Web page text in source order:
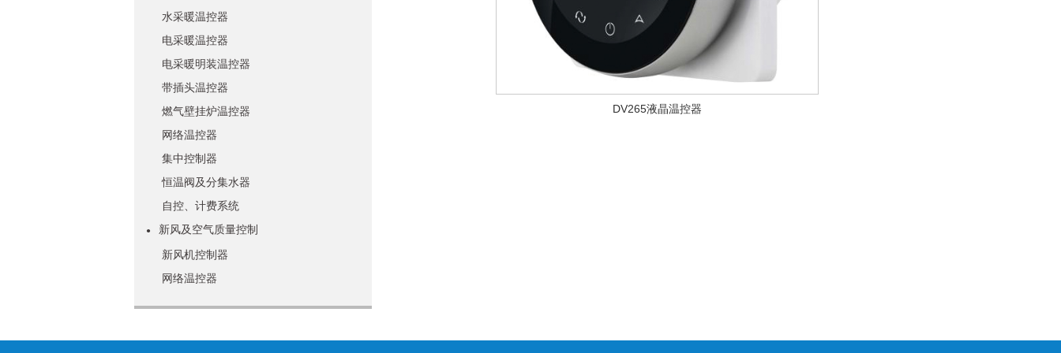
水采暖温控器
电采暖温控器
电采暖明装温控器
带插头温控器
燃气壁挂炉温控器
网络温控器
集中控制器
恒温阀及分集水器
自控、计费系统
●
新风及空气质量控制
新风机控制器
网络温控器
DV265液晶温控器